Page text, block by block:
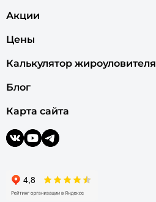
Акции
Цены
Калькулятор жироуловителя
Блог
Карта сайта